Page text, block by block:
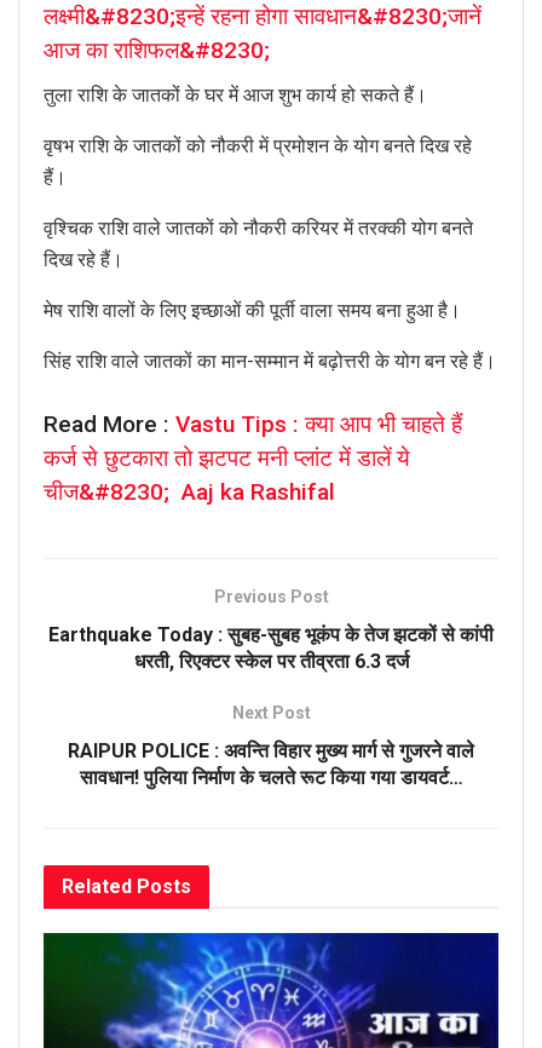
लक्ष्मी&#8230;इन्हें रहना होगा सावधान&#8230;जानें
आज का राशिफल&#8230;
तुला राशि के जातकों के घर में आज शुभ कार्य हो सकते हैं।
वृषभ राशि के जातकों को नौकरी में प्रमोशन के योग बनते दिख रहे
हैं।
वृश्चिक राशि वाले जातकों को नौकरी करियर में तरक्की योग बनते
दिख रहे हैं।
मेष राशि वालों के लिए इच्छाओं की पूर्ती वाला समय बना हुआ है।
सिंह राशि वाले जातकों का मान-सम्मान में बढ़ोत्तरी के योग बन रहे हैं।
Read More : Vastu Tips : क्या आप भी चाहते हैं
कर्ज से छुटकारा तो झटपट मनी प्लांट में डालें ये
चीज&#8230; Aaj ka Rashifal
Previous Post
Earthquake Today : सुबह-सुबह भूकंप के तेज झटकों से कांपी
धरती, रिएक्टर स्केल पर तीव्रता 6.3 दर्ज
Next Post
RAIPUR POLICE : अवन्ति विहार मुख्य मार्ग से गुजरने वाले
सावधान! पुलिया निर्माण के चलते रूट किया गया डायवर्ट…
Related Posts